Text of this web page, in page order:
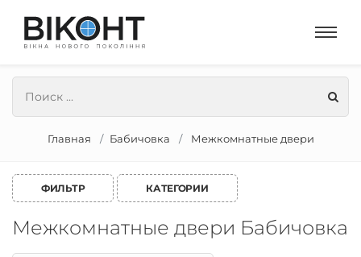
Главная Бабичовка Межкомнатные двери
ФИЛЬТР КАТЕГОРИИ
Межкомнатные двери Бабичовка